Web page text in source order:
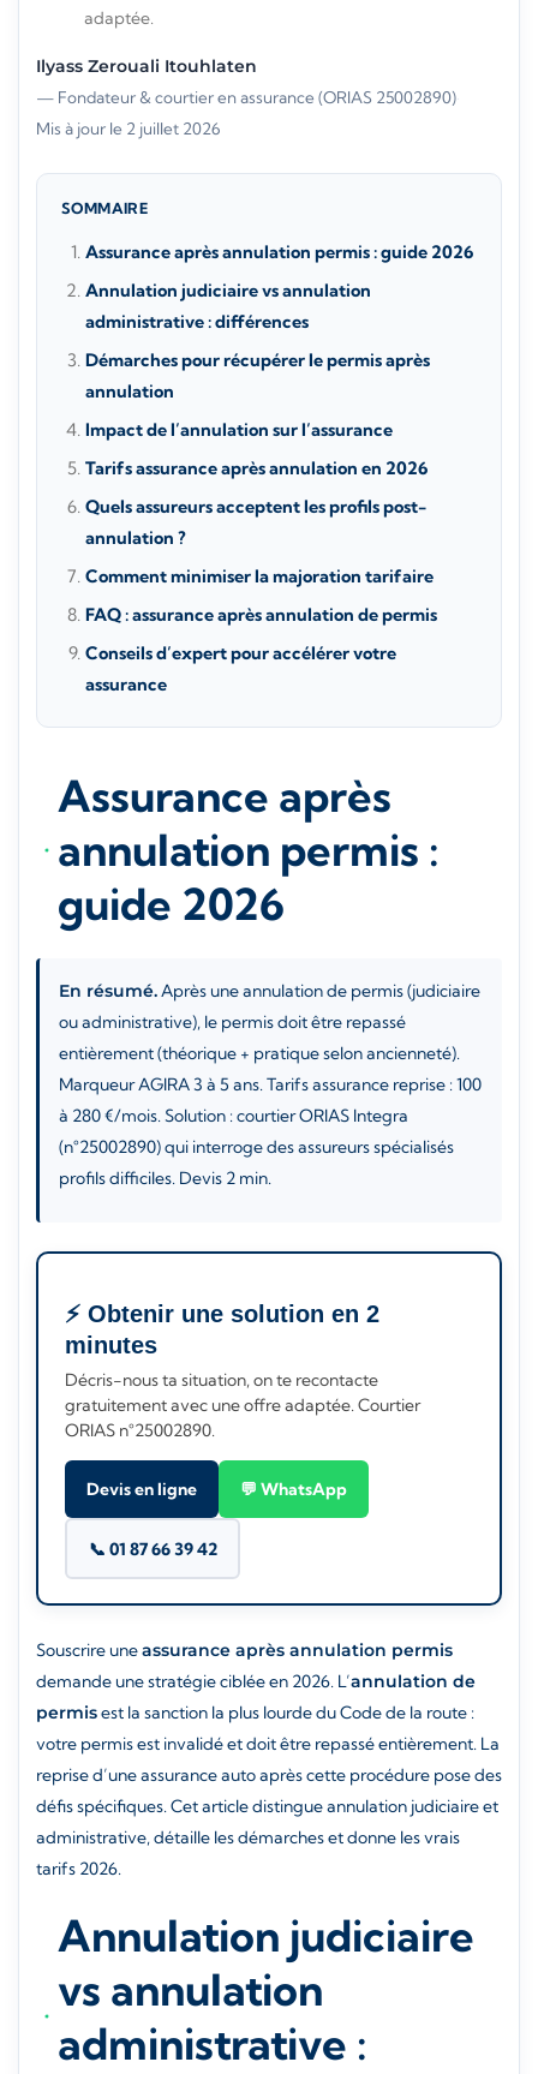
adaptée.
Ilyass Zerouali Itouhlaten
— Fondateur & courtier en assurance (ORIAS 25002890)·
Mis à jour le 2 juillet 2026
SOMMAIRE
Assurance après annulation permis : guide 2026
Annulation judiciaire vs annulation
administrative : différences
Démarches pour récupérer le permis après
annulation
Impact de l’annulation sur l’assurance
Tarifs assurance après annulation en 2026
Quels assureurs acceptent les profils post-
annulation ?
Comment minimiser la majoration tarifaire
FAQ : assurance après annulation de permis
Conseils d’expert pour accélérer votre
assurance
Assurance après
annulation permis :
guide 2026
En résumé.Après une annulation de permis (judiciaire
ou administrative), le permis doit être repassé
entièrement (théorique + pratique selon ancienneté).
Marqueur AGIRA 3 à 5 ans. Tarifs assurance reprise : 100
à 280 €/mois. Solution : courtier ORIAS Integra
(n°25002890) qui interroge des assureurs spécialisés
profils difficiles. Devis 2 min.
⚡ Obtenir une solution en 2
minutes
Décris-nous ta situation, on te recontacte
gratuitement avec une offre adaptée. Courtier
ORIAS n°25002890.
Devis en ligne 💬 WhatsApp
📞 01 87 66 39 42
Souscrire uneassurance après annulation permis
demande une stratégie ciblée en 2026. L’annulation de
permisest la sanction la plus lourde du Code de la route :
votre permis est invalidé et doit être repassé entièrement. La
reprise d’une assurance auto après cette procédure pose des
défis spécifiques. Cet article distingue annulation judiciaire et
administrative, détaille les démarches et donne les vrais
tarifs 2026.
Annulation judiciaire
vs annulation
administrative :